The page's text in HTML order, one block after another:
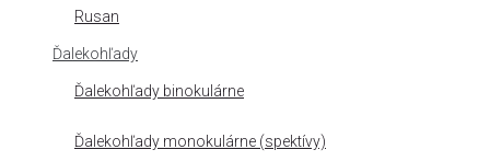
Rusan
Ďalekohľady
Ďalekohľady binokulárne
Ďalekohľady monokulárne (spektívy)